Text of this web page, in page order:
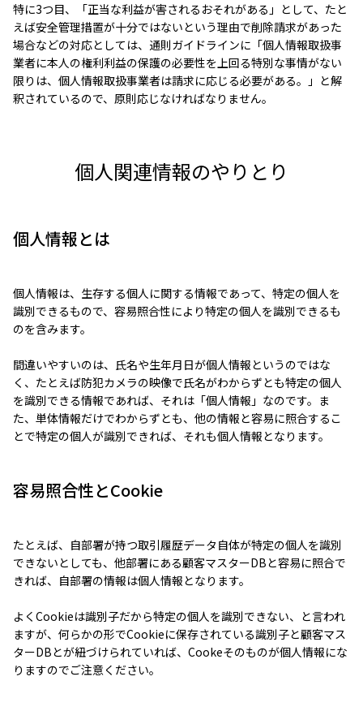
特に3つ目、「正当な利益が害されるおそれがある」として、たと
えば安全管理措置が十分ではないという理由で削除請求があった
場合などの対応としては、通則ガイドラインに「個人情報取扱事
業者に本人の権利利益の保護の必要性を上回る特別な事情がない
限りは、個人情報取扱事業者は請求に応じる必要がある。」と解
釈されているので、原則応じなければなりません。
個人関連情報のやりとり
個人情報とは
個人情報は、生存する個人に関する情報であって、特定の個人を
識別できるもので、容易照合性により特定の個人を識別できるも
のを含みます。
間違いやすいのは、氏名や生年月日が個人情報というのではな
く、たとえば防犯カメラの映像で氏名がわからずとも特定の個人
を識別できる情報であれば、それは「個人情報」なのです。ま
た、単体情報だけでわからずとも、他の情報と容易に照合するこ
とで特定の個人が識別できれば、それも個人情報となります。
容易照合性とCookie
たとえば、自部署が持つ取引履歴データ自体が特定の個人を識別
できないとしても、他部署にある顧客マスターDBと容易に照合で
きれば、自部署の情報は個人情報となります。
よくCookieは識別子だから特定の個人を識別できない、と言われ
ますが、何らかの形でCookieに保存されている識別子と顧客マス
ターDBとが紐づけられていれば、Cookeそのものが個人情報にな
りますのでご注意ください。